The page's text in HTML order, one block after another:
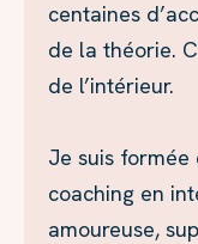
centaines
de la théorie.
de l’intérieur.
Je suis formée
coaching en
amoureuse,